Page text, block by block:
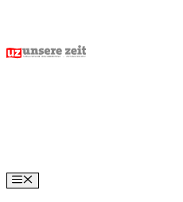
content
Menu